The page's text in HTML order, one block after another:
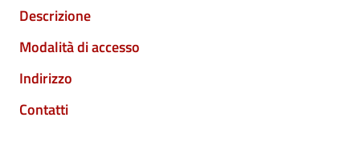
Descrizione
Modalità di accesso
Indirizzo
Contatti